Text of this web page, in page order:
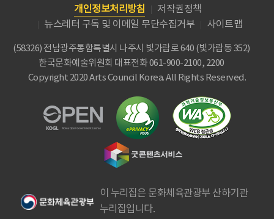
개인정보처리방침
저작권정책
뉴스레터 구독 및 이메일 무단수집거부
사이트맵
(58326) 전남광주통합특별시 나주시 빛가람로 640 (빛가람동 352)
한국문화예술위원회 대표전화 061-900-2100, 2200
Copyright 2020 Arts Council Korea. All Rights Reserved.
이 누리집은 문화체육관광부 산하기관
누리집입니다.